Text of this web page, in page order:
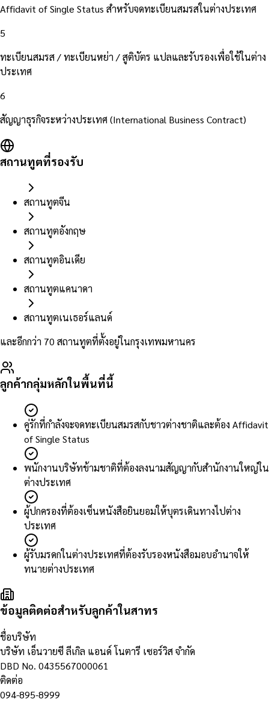
Affidavit of Single Status สำหรับจดทะเบียนสมรสในต่างประเทศ
5
ทะเบียนสมรส / ทะเบียนหย่า / สูติบัตร แปลและรับรองเพื่อใช้ในต่าง
ประเทศ
6
สัญญาธุรกิจระหว่างประเทศ (International Business Contract)
สถานทูตที่รองรับ
สถานทูตจีน
สถานทูตอังกฤษ
สถานทูตอินเดีย
สถานทูตแคนาดา
สถานทูตเนเธอร์แลนด์
และอีกกว่า 70 สถานทูตที่ตั้งอยู่ในกรุงเทพมหานคร
ลูกค้ากลุ่มหลักในพื้นที่นี้
คู่รักที่กำลังจะจดทะเบียนสมรสกับชาวต่างชาติและต้อง Affidavit
of Single Status
พนักงานบริษัทข้ามชาติที่ต้องลงนามสัญญากับสำนักงานใหญ่ใน
ต่างประเทศ
ผู้ปกครองที่ต้องเซ็นหนังสือยินยอมให้บุตรเดินทางไปต่าง
ประเทศ
ผู้รับมรดกในต่างประเทศที่ต้องรับรองหนังสือมอบอำนาจให้
ทนายต่างประเทศ
ข้อมูลติดต่อสำหรับลูกค้าในสาทร
ชื่อบริษัท
บริษัท เอ็นวายซี ลีเกิล แอนด์ โนตารี เซอร์วิส จำกัด
DBD No. 0435567000061
ติดต่อ
094-895-8999